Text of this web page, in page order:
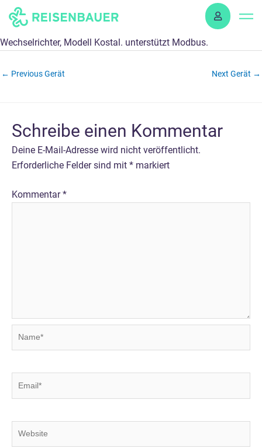
Skip
content
Wechselrichter, Modell Kostal. unterstützt Modbus.
← Previous Gerät Next Gerät →
Schreibe einen Kommentar
Deine E-Mail-Adresse wird nicht veröffentlicht.
Erforderliche Felder sind mit * markiert
Kommentar*
Name*
Website